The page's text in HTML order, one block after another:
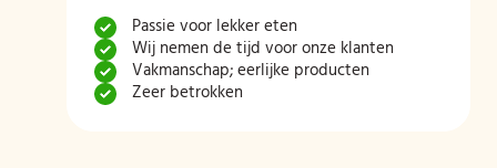
Passie voor lekker eten
Wij nemen de tijd voor onze klanten
Vakmanschap; eerlijke producten
Zeer betrokken